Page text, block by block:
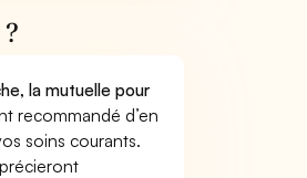
la mutuelle pour
recommandé d’en
soins courants.